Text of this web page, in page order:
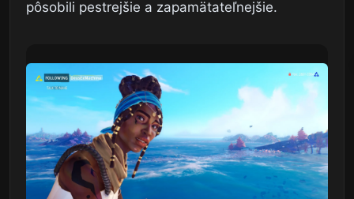
pôsobili pestrejšie a zapamätateľnejšie.